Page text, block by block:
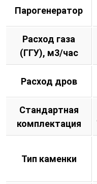
Парогенератор
Расход газа
(ГГУ), м3/час
Расход дров
Стандартная
комплектация
Тип каменки